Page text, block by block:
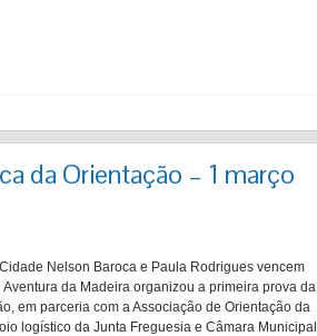
da Orientação – 1 março
Nelson Baroca e Paula Rodrigues vencem
da Madeira organizou a primeira prova da
em parceria com a Associação de Orientação da
logístico da Junta Freguesia e Câmara Municipal